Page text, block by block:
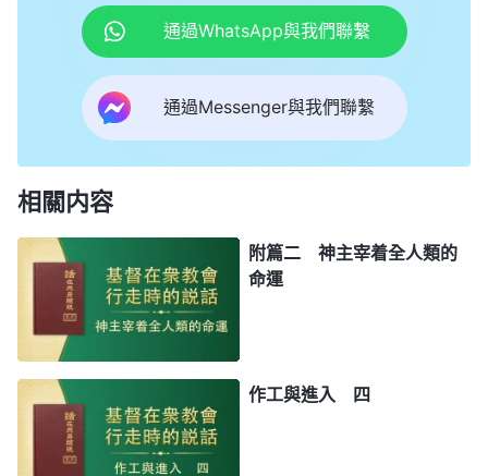
通過WhatsApp與我們聯繫
通過Messenger與我們聯繫
相關内容
附篇二 神主宰着全人類的
命運
作工與進入 四